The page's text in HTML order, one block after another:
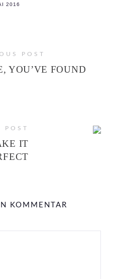
2016
POST
YOU’VE FOUND
POST
IT
KOMMENTAR